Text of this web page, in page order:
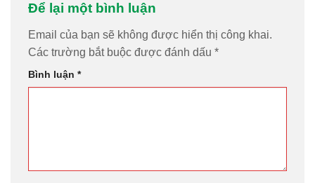
Để lại một bình luận
Email của bạn sẽ không được hiển thị công khai.
Các trường bắt buộc được đánh dấu *
Bình luận *